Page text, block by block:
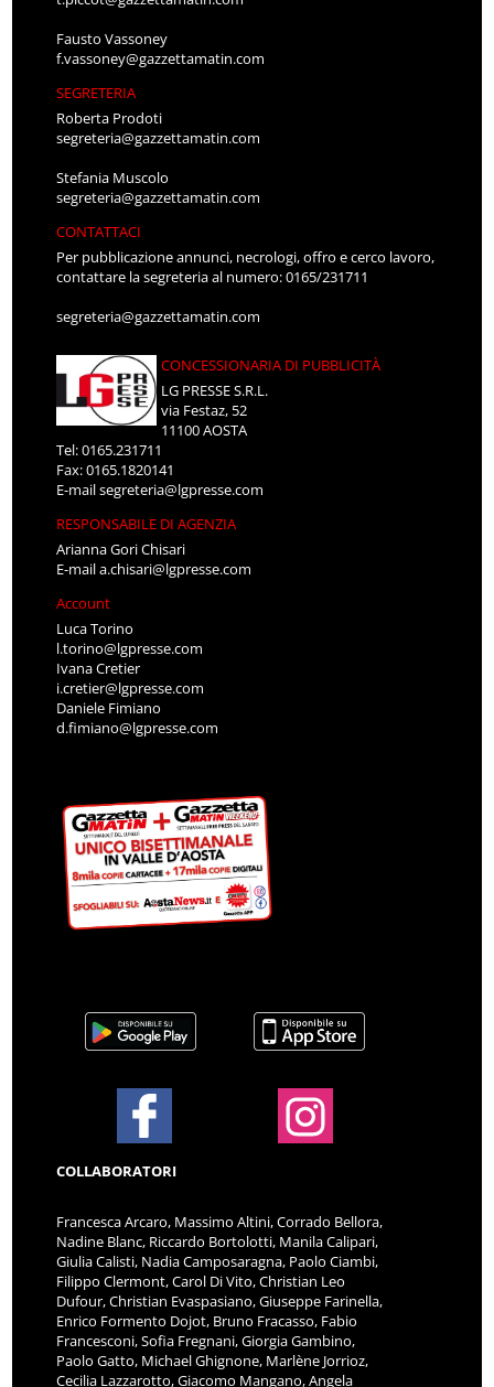
Fausto Vassoney
f.vassoney@gazzettamatin.com
SEGRETERIA
Roberta Prodoti
segreteria@gazzettamatin.com
Stefania Muscolo
segreteria@gazzettamatin.com
CONTATTACI
Per pubblicazione annunci, necrologi, offro e cerco lavoro,
contattare la segreteria al numero: 0165/231711
segreteria@gazzettamatin.com
CONCESSIONARIA DI PUBBLICITÀ
LG PRESSE S.R.L.
via Festaz, 52
11100 AOSTA
Tel: 0165.231711
Fax: 0165.1820141
E-mailsegreteria@lgpresse.com
RESPONSABILE DI AGENZIA
Arianna Gori Chisari
E-maila.chisari@lgpresse.com
Account
Luca Torino
l.torino@lgpresse.com
Ivana Cretier
i.cretier@lgpresse.com
Daniele Fimiano
d.fimiano@lgpresse.com
COLLABORATORI
Francesca Arcaro, Massimo Altini, Corrado Bellora,
Nadine Blanc, Riccardo Bortolotti, Manila Calipari,
Giulia Calisti, Nadia Camposaragna, Paolo Ciambi,
Filippo Clermont, Carol Di Vito, Christian Leo
Dufour, Christian Evaspasiano, Giuseppe Farinella,
Enrico Formento Dojot, Bruno Fracasso, Fabio
Francesconi, Sofia Fregnani, Giorgia Gambino,
Paolo Gatto, Michael Ghignone, Marlène Jorrioz,
Cecilia Lazzarotto, Giacomo Mangano, Angela